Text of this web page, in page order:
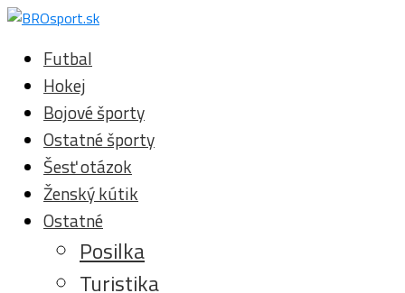
Futbal
Hokej
Bojové športy
Ostatné športy
Šesť otázok
Ženský kútik
Ostatné
Posilka
Turistika